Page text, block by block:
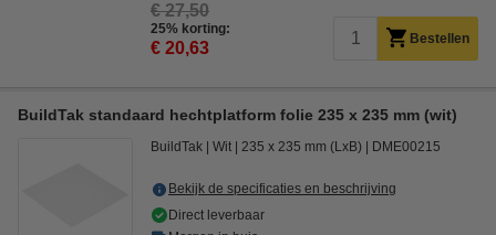
€ 27,50
25% korting:
€ 20,63 Bestellen
BuildTak standaard hechtplatform folie 235 x 235 mm (wit)
BuildTak Wit 235 x 235 mm (LxB) DME00215
Bekijk de specificaties en beschrijving
Direct leverbaar